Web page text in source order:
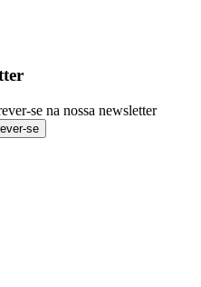
se na nossa newsletter
se